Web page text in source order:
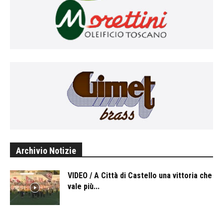
Archivio Notizie
VIDEO / A Città di Castello una vittoria che
vale più...